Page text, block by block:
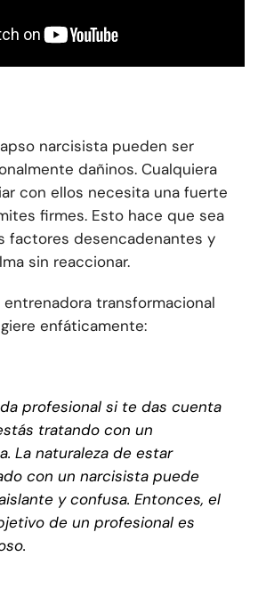
narcisista pueden ser
dañinos. Cualquiera
con ellos necesita una fuerte
firmes. Esto hace que sea
factores desencadenantes y
sin reaccionar.
transformacional
enfáticamente:
profesional si te das cuenta
tratando con un
La naturaleza de estar
con un narcisista puede
y confusa. Entonces, el
de un profesional es